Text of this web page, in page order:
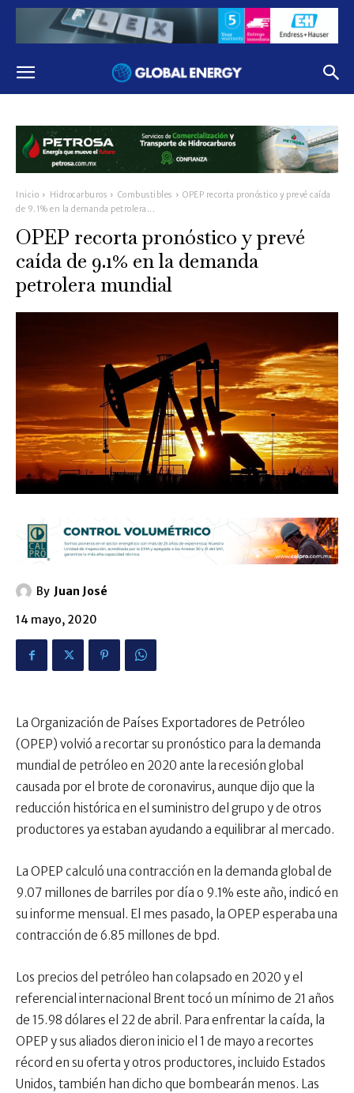
Inicio Hidrocarburos Combustibles
OPEP recorta pronóstico y prevé caída
de 9.1% en la demanda petrolera...
OPEP recorta pronóstico y prevé
caída de 9.1% en la demanda
petrolera mundial
By Juan José
14 mayo, 2020
La Organización de Países Exportadores de Petróleo
(OPEP) volvió a recortar su pronóstico para la demanda
mundial de petróleo en 2020 ante la recesión global
causada por el brote de coronavirus, aunque dijo que la
reducción histórica en el suministro del grupo y de otros
productores ya estaban ayudando a equilibrar al mercado.
La OPEP calculó una contracción en la demanda global de
9.07 millones de barriles por día o 9.1% este año, indicó en
su informe mensual. El mes pasado, la OPEP esperaba una
contracción de 6.85 millones de bpd.
Los precios del petróleo han colapsado en 2020 y el
referencial internacional Brent tocó un mínimo de 21 años
de 15.98 dólares el 22 de abril. Para enfrentar la caída, la
OPEP y sus aliados dieron inicio el 1 de mayo a recortes
récord en su oferta y otros productores, incluido Estados
Unidos, también han dicho que bombearán menos. Las